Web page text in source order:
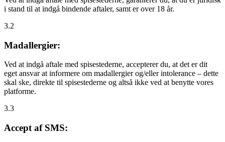
i stand til at indgå bindende aftaler, samt er over 18 år.
3.2
Madallergier:
Ved at indgå aftale med spisestederne, accepterer du, at det er dit
eget ansvar at informere om madallergier og/eller intolerance – dette
skal ske, direkte til spisestederne og altså ikke ved at benytte vores
platforme.
3.3
Accept af SMS: